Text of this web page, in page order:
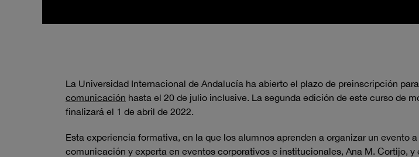
La Universidad Internacional de Andalucía ha abierto el plazo de preinscripción
comunicación hasta el 20 de julio inclusive. La segunda edición de este curso de
finalizará el 1 de abril de 2022.
Esta experiencia formativa, en la que los alumnos aprenden a organizar un evento
comunicación y experta en eventos corporativos e institucionales, Ana M. Cortijo,